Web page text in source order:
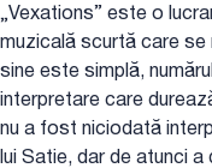
„Vexations” este o
muzicală scurtă care se
sine este simplă,
interpretare care
nu a fost niciodată
lui Satie, dar de atunci